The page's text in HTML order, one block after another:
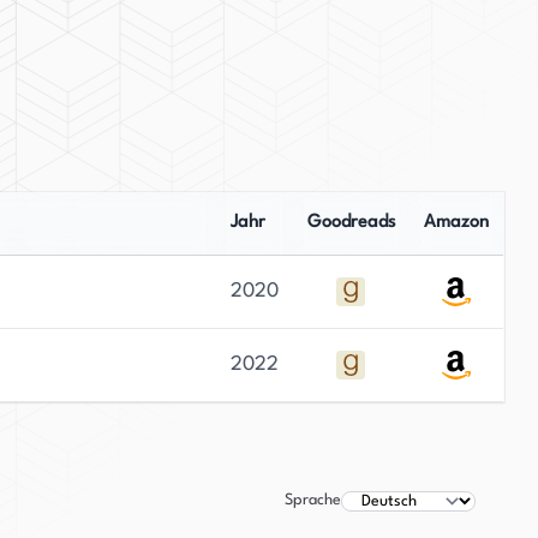
Jahr Goodreads Amazon
2020
2022
Sprache